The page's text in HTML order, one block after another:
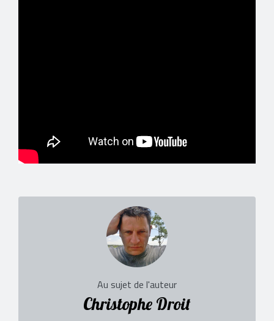
Au sujet de l'auteur
Christophe Droit